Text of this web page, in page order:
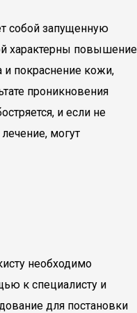
собой запущенную
характерны повышение
и покраснение кожи,
проникновения
и если не
могут
необходимо
к специалисту и
для постановки